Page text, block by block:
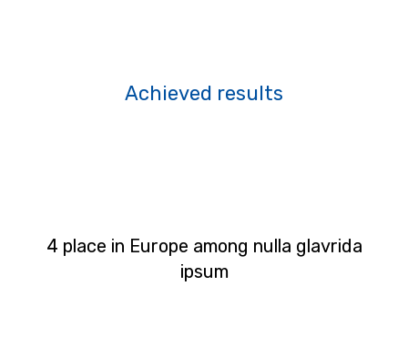
Achieved results
4 place in Europe among nulla glavrida
ipsum